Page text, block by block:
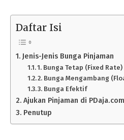
Daftar Isi
Jenis-Jenis Bunga Pinjaman
1. Bunga Tetap (Fixed Rate)
2. Bunga Mengambang
3. Bunga Efektif
Ajukan Pinjaman di
Penutup